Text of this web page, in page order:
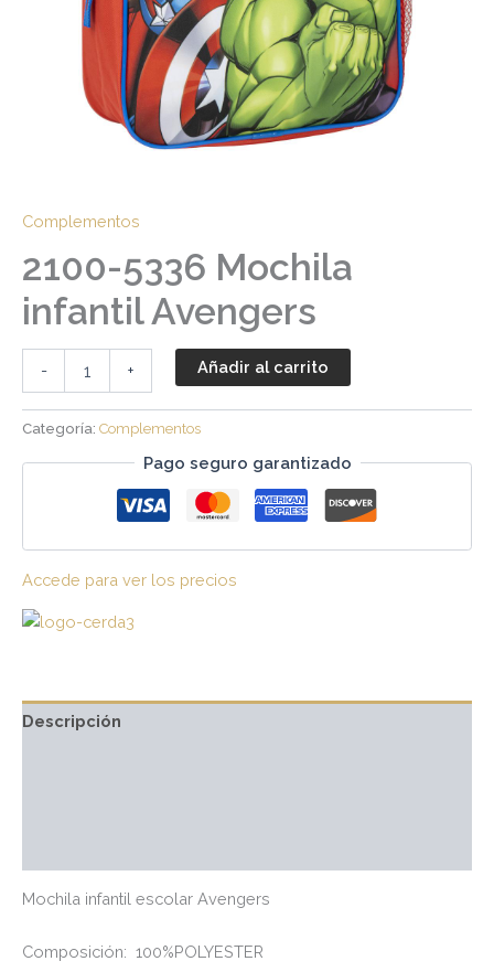
Complementos
2100-5336 Mochila
infantil Avengers
- + Añadir al carrito
Categoría: Complementos
Pago seguro garantizado
Accede para ver los precios
Descripción
Mochila infantil escolar Avengers
Composición: 100%POLYESTER